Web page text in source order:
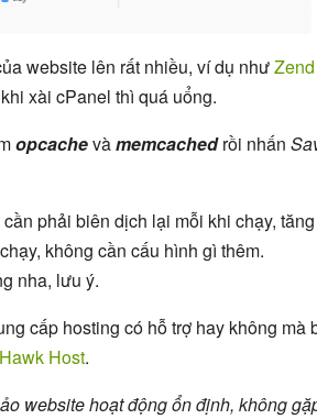
website lên rất nhiều, ví dụ nhưZend
xài cPanel thì quá uổng.
opcachevàmemcachedrồi nhấn
phải biên dịch lại mỗi khi chạy, tăng
không cần cấu hình gì thêm.
nha, lưu ý.
cấp hosting có hỗ trợ hay không mà
Host.
website hoạt động ổn định, không